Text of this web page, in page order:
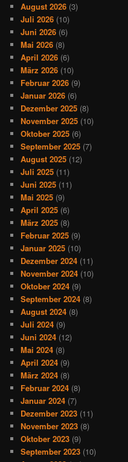
August 2026 (3)
Juli 2026 (10)
Juni 2026 (6)
Mai 2026 (8)
April 2026 (6)
März 2026 (10)
Februar 2026 (9)
Januar 2026 (6)
Dezember 2025 (8)
November 2025 (10)
Oktober 2025 (6)
September 2025 (7)
August 2025 (12)
Juli 2025 (11)
Juni 2025 (11)
Mai 2025 (9)
April 2025 (6)
März 2025 (8)
Februar 2025 (9)
Januar 2025 (10)
Dezember 2024 (11)
November 2024 (10)
Oktober 2024 (9)
September 2024 (8)
August 2024 (8)
Juli 2024 (9)
Juni 2024 (12)
Mai 2024 (8)
April 2024 (9)
März 2024 (8)
Februar 2024 (8)
Januar 2024 (7)
Dezember 2023 (11)
November 2023 (8)
Oktober 2023 (9)
September 2023 (10)